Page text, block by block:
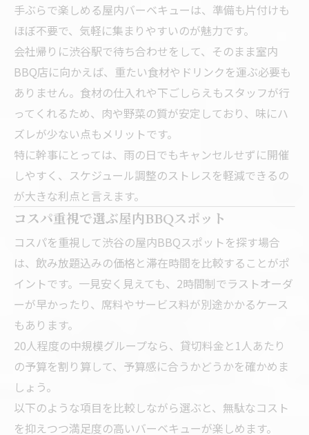
手ぶらで楽しめる屋内バーベキューは、準備も片付けも
ほぼ不要で、気軽に集まりやすいのが魅力です。
会社帰りに渋谷駅で待ち合わせをして、そのまま室内
BBQ店に向かえば、重たい食材やドリンクを運ぶ必要も
ありません。食材の仕入れや下ごしらえもスタッフが行
ってくれるため、肉や野菜の質が安定しており、味にハ
ズレが少ない点もメリットです。
特に幹事にとっては、雨の日でもキャンセルせずに開催
しやすく、スケジュール調整のストレスを軽減できるの
が大きな利点と言えます。
コスパ重視で選ぶ屋内BBQスポット
コスパを重視して渋谷の屋内BBQスポットを探す場合
は、飲み放題込みの価格と滞在時間を比較することがポ
イントです。一見安く見えても、2時間制でラストオーダ
ーが早かったり、席料やサービス料が別途かかるケース
もあります。
20人程度の中規模グループなら、貸切料金と1人あたり
の予算を割り算して、予算感に合うかどうかを確かめま
しょう。
以下のような項目を比較しながら選ぶと、無駄なコスト
を抑えつつ満足度の高いバーベキューが楽しめます。